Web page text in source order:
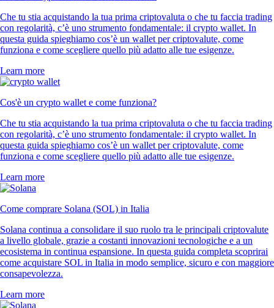
Che tu stia acquistando la tua prima criptovaluta o che tu faccia trading
con regolarità, c’è uno strumento fondamentale: il crypto wallet. In
questa guida spieghiamo cos’è un wallet per criptovalute, come
funziona e come scegliere quello più adatto alle tue esigenze.
Learn more
Cos'è un crypto wallet e come funziona?
Che tu stia acquistando la tua prima criptovaluta o che tu faccia trading
con regolarità, c’è uno strumento fondamentale: il crypto wallet. In
questa guida spieghiamo cos’è un wallet per criptovalute, come
funziona e come scegliere quello più adatto alle tue esigenze.
Learn more
Come comprare Solana (SOL) in Italia
Solana continua a consolidare il suo ruolo tra le principali criptovalute
a livello globale, grazie a costanti innovazioni tecnologiche e a un
ecosistema in continua espansione. In questa guida completa scoprirai
come acquistare SOL in Italia in modo semplice, sicuro e con maggiore
consapevolezza.
Learn more